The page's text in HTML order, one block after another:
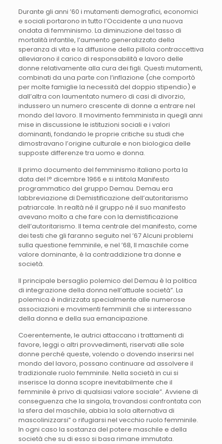
Durante gli anni ’60 i mutamenti demografici, economici
e sociali portarono in tutto l’Occidente a una nuova
ondata di femminismo. La diminuzione del tasso di
mortalità infantile, l’aumento generalizzato della
speranza di vita e la diffusione della pillola contraccettiva
alleviarono il carico di responsabilità e lavoro delle
donne relativamente alla cura dei figli. Questi mutamenti,
combinati da una parte con l’inflazione (che comportò
per molte famiglie la necessità del doppio stipendio) e
dall’altra con laumentato numero di casi di divorzio,
indussero un numero crescente di donne a entrare nel
mondo del lavoro. Il movimento femminista in quegli anni
mise in discussione le istituzioni sociali e i valori
dominanti, fondando le proprie critiche su studi che
dimostravano l’origine culturale e non biologica delle
supposte differenze tra uomo e donna.
Il primo documento del femminismo italiano porta la
data del l° dicembre 1966 e si intitola Manifesto
programmatico del gruppo Demau. Demau era
labbreviazione di Demistificazione dell’autoritarismo
patriarcale. In realtà né il gruppo né il suo manifesto
avevano molto a che fare con la demistificazione
dell’autoritarismo. Il tema centrale del manifesto, come
dei testi che gli faranno seguito nel ’67 Alcuni problemi
sulla questione femminile, e nel ’68, Il maschile come
valore dominante, è la contraddizione tra donne e
società.
Il principale bersaglio polemico del Demau è la politica
di integrazione della donna nell’attuale società”. La
polemica è indirizzata specialmente alle numerose
associazioni e movimenti femminili che si interessano
della donna e della sua emancipazione.
Coerentemente, le autrici attaccano i trattamenti di
favore, leggi o altri provvedimenti, riservati alle sole
donne perché queste, volendo o dovendo inserirsi nel
mondo del lavoro, possano continuare ad assolvere il
tradizionale ruolo femminile. Nella società in cui si
inserisce la donna scopre inevitabilmente che il
femminile è privo di qualsiasi valore sociale”. Avviene di
conseguenza che la singola, trovandosi confrontata con
la sfera del maschile, abbia la sola alternativa di
mascolinizzarsi” o rifugiarsi nel vecchio ruolo femminile.
In ogni caso la sostanza del potere maschile e della
società che su di esso si basa rimane immutata.